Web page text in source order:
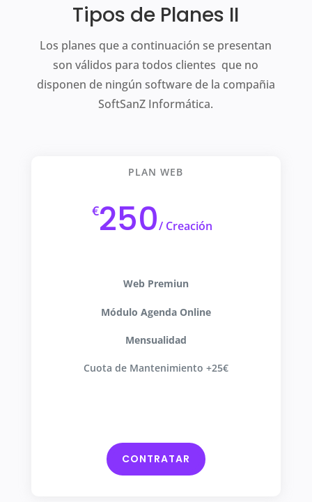
Tipos de Planes II
Los planes que a continuación se presentan
son válidos para todos clientes que no
disponen de ningún software de la compañia
SoftSanZ Informática.
PLAN WEB
€250/ Creación
Web Premiun
Módulo Agenda Online
Mensualidad
Cuota de Mantenimiento +25€
CONTRATAR